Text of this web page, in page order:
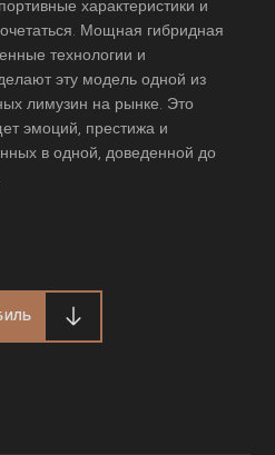
характеристики и
Мощная гибридная
технологии и
эту модель одной из
лимузин на рынке. Это
эмоций, престижа и
в одной, доведенной до